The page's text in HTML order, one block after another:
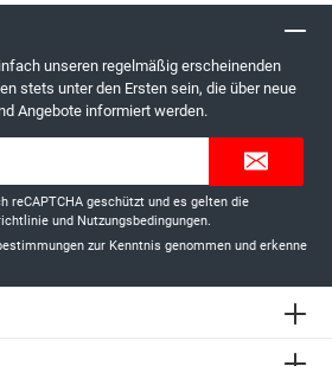
unseren regelmäßig erscheinenden
stets unter den Ersten sein, die über neue
Angebote informiert werden.
reCAPTCHA geschützt und es gelten die
und Nutzungsbedingungen.
zur Kenntnis genommen und erkenne